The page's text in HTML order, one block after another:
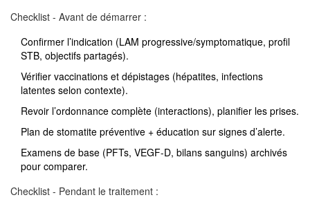
Checklist - Avant de démarrer :
Confirmer l’indication (LAM progressive/symptomatique, profil
STB, objectifs partagés).
Vérifier vaccinations et dépistages (hépatites, infections
latentes selon contexte).
Revoir l’ordonnance complète (interactions), planifier les prises.
Plan de stomatite préventive + éducation sur signes d’alerte.
Examens de base (PFTs, VEGF-D, bilans sanguins) archivés
pour comparer.
Checklist - Pendant le traitement :